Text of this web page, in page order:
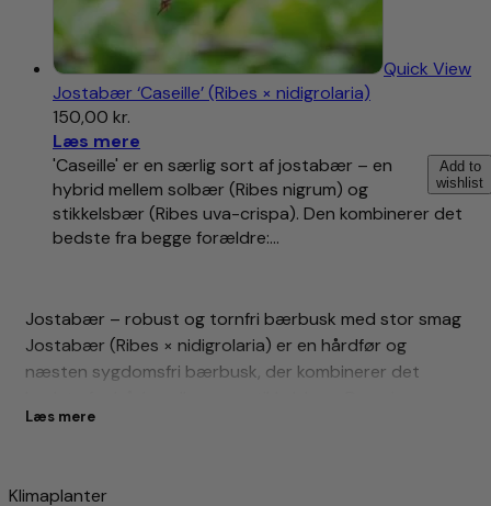
Quick View
Jostabær ‘Caseille’ (Ribes × nidigrolaria)
150,00 kr.
Læs mere
Add to
wishlist
'Caseille' er en særlig sort af jostabær – en
hybrid mellem solbær (Ribes nigrum) og
stikkelsbær (Ribes uva-crispa). Den kombinerer det
bedste fra begge forældre:…
Jostabær – robust og tornfri bærbusk med stor smag
Jostabær (Ribes × nidigrolaria) er en hårdfør og
næsten sygdomsfri bærbusk, der kombinerer det
store, mørke bær med en mild, aromatisk smag og er
Læs mere
Klimaplanter